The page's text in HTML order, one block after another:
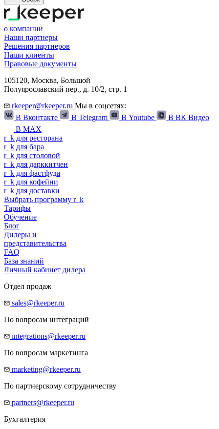
о компании
Наши партнеры
Решения партнеров
Наши клиенты
Правовые документы
105120, Москва, Большой
Полуярославский пер., д. 10/2, стр. 1
rkeeper@rkeeper.ru Мы в соцсетях:
В Вконтакте
В Telegram В Youtube
В ВК Видео
В MAX
r_ k для ресторана
r_ k для бара
r_ k для столовой
r_ k для дарккитчен
r_ k для фастфуда
r_ k для кофейни
r_ k для доставки
Выбрать программу r_ k
Тарифы
Обучение
Блог
Дилеры и
представительства
FAQ
База знаний
Личный кабинет дилера
Отдел продаж
sales@rkeeper.ru
По вопросам интеграций
integrations@rkeeper.ru
По вопросам маркетинга
marketing@rkeeper.ru
По партнерскому сотрудничеству
partners@rkeeper.ru
Бухгалтерия